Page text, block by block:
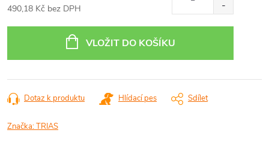
490,18 Kč bez DPH
VLOŽIT DO KOŠÍKU
Dotaz k produktu Hlídací pes Sdílet
Značka:TRIAS